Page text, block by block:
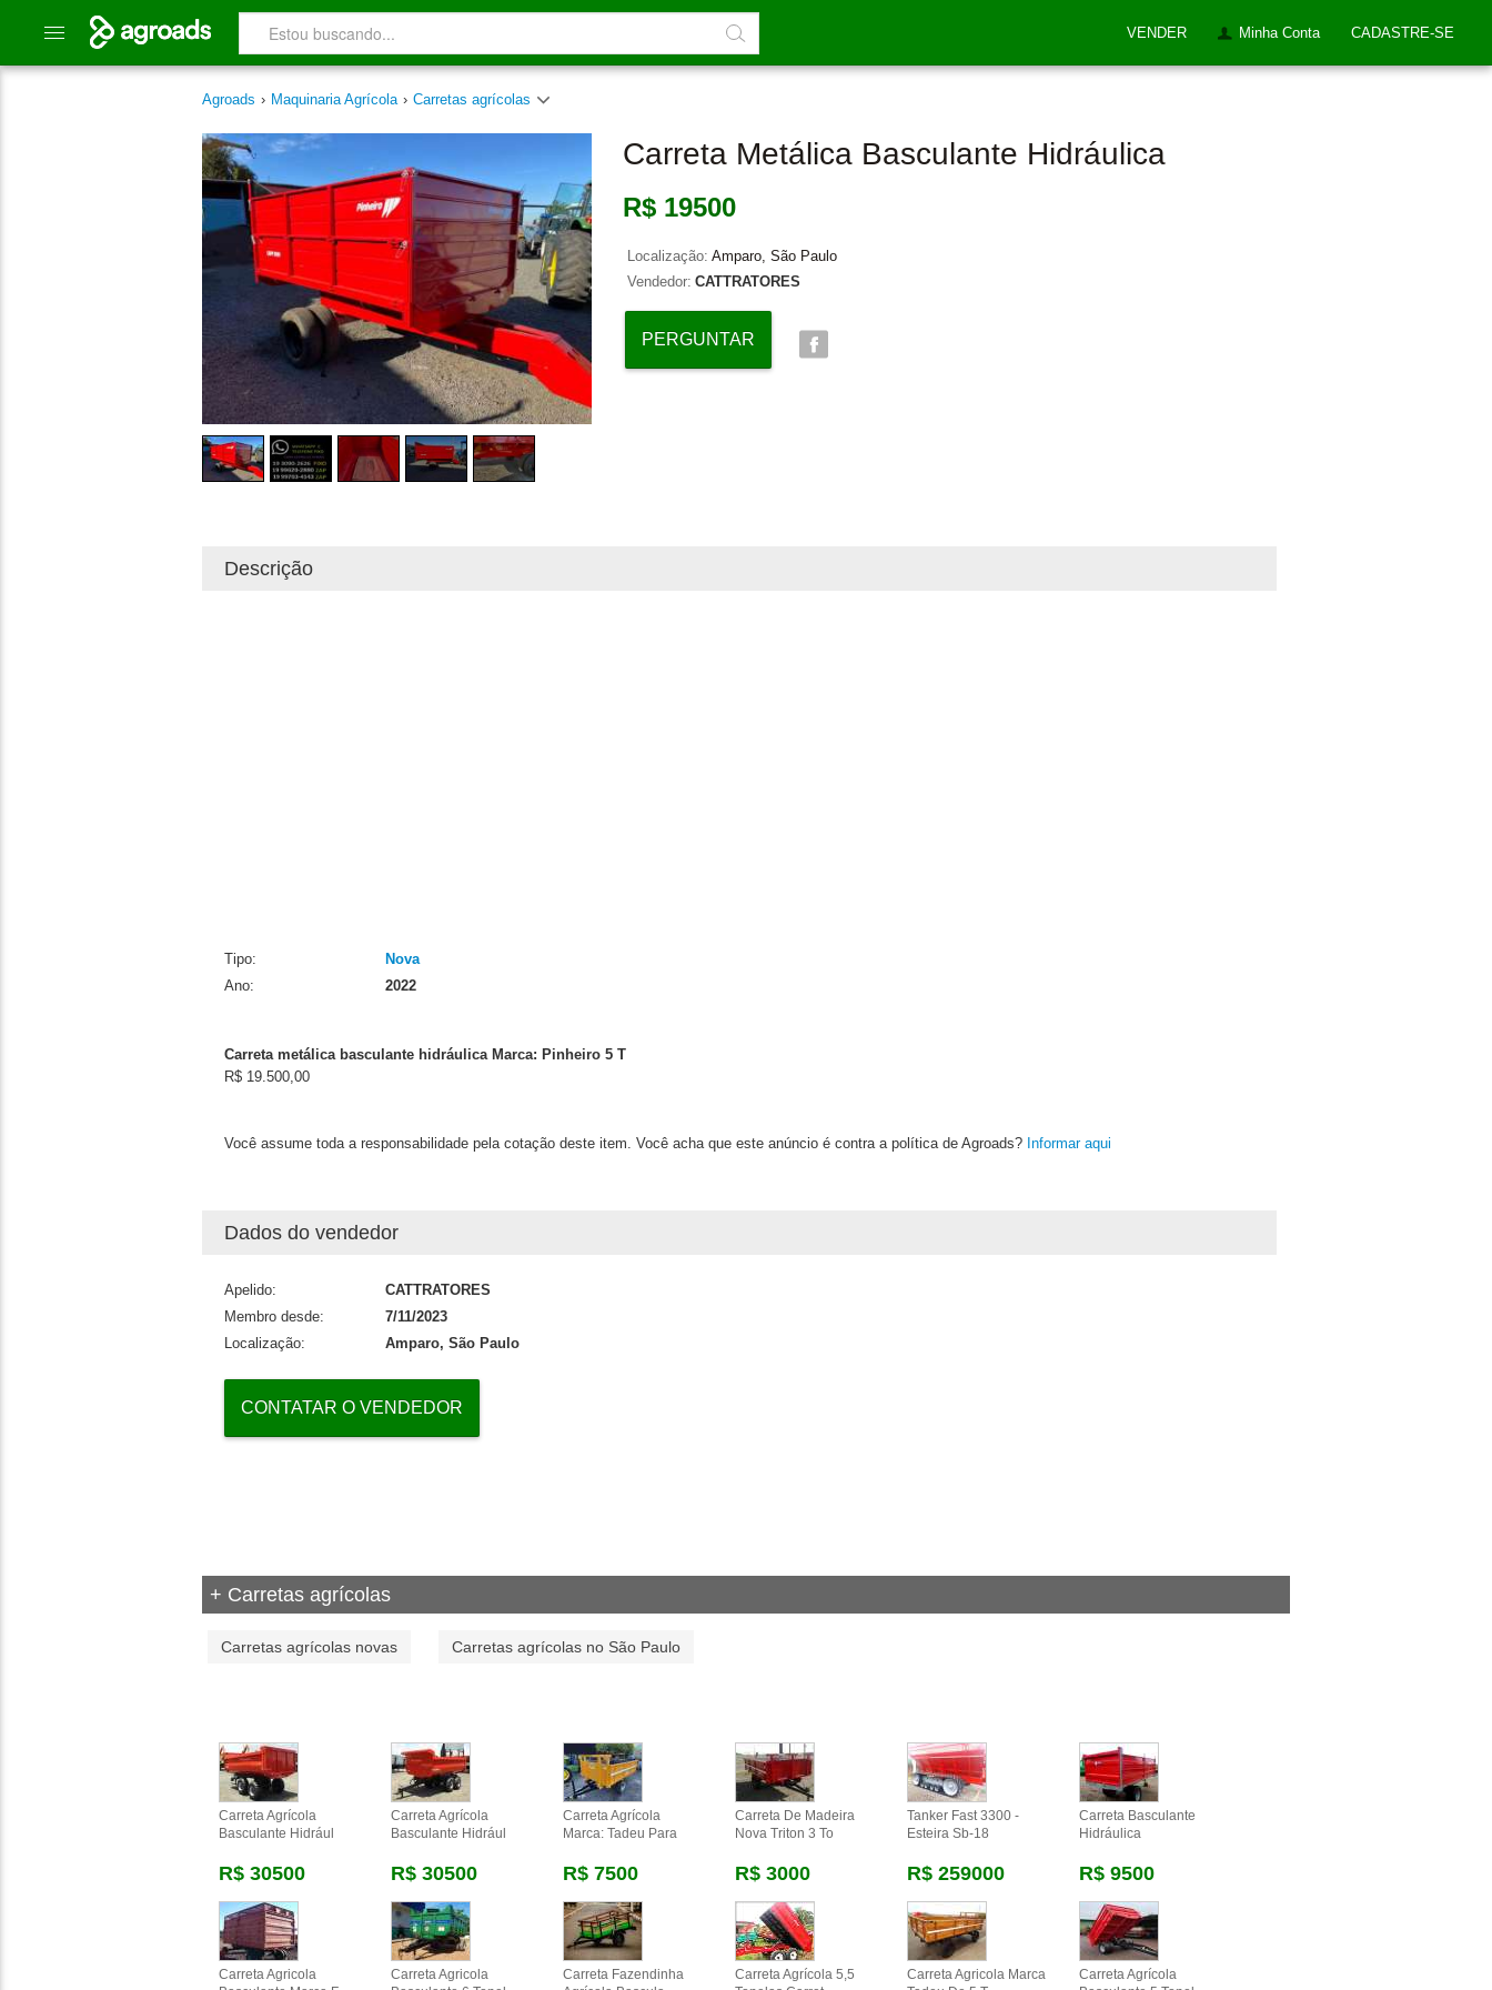
VENDER Minha Conta CADASTRE-SE
Agroads › Maquinaria Agrícola › Carretas agrícolas
Carreta Metálica Basculante Hidráulica
R$ 19500
Localização: Amparo, São Paulo
Vendedor: CATTRATORES
PERGUNTAR
Descrição
Tipo:
Nova
Ano:
2022
Carreta metálica basculante hidráulica Marca: Pinheiro 5 T
R$ 19.500,00
Você assume toda a responsabilidade pela cotação deste item. Você acha que este anúncio é contra a política de Agroads? Informar aqui
Dados do vendedor
Apelido:
CATTRATORES
Membro desde:
7/11/2023
Localização:
Amparo, São Paulo
CONTATAR O VENDEDOR
+ Carretas agrícolas
Carretas agrícolas novas Carretas agrícolas no São Paulo
Carreta Agrícola
Basculante Hidrául
R$ 30500
Carreta Agrícola
Basculante Hidrául
R$ 30500
Carreta Agrícola
Marca: Tadeu Para
R$ 7500
Carreta De Madeira
Nova Triton 3 To
R$ 3000
Tanker Fast 3300 -
Esteira Sb-18
R$ 259000
Carreta Basculante
Hidráulica
R$ 9500
Carreta Agricola
Carreta Agricola
Carreta Fazendinha
Carreta Agrícola 5,5
Carreta Agricola Marca
Carreta Agrícola